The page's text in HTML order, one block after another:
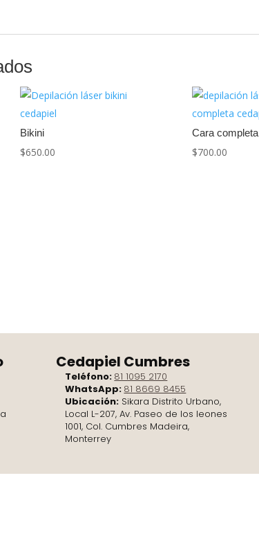
Bikini
$650.00
Cara completa
$700.00
Cedapiel Cumbres
Teléfono: 81 1095 2170
WhatsApp: 81 8669 8455
Ubicación: Sikara Distrito Urbano,
Local L-207, Av. Paseo de los leones
1001, Col. Cumbres Madeira,
Monterrey